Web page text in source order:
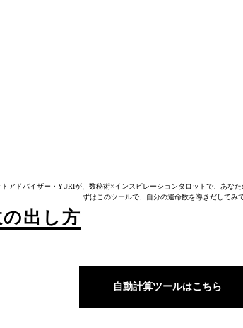
アドバイザー・YURIが、数秘術×インスピレーションタロットで、あな
ずはこのツールで、自分の運命数を導きだしてみて
出し方
自動計算ツールはこちら